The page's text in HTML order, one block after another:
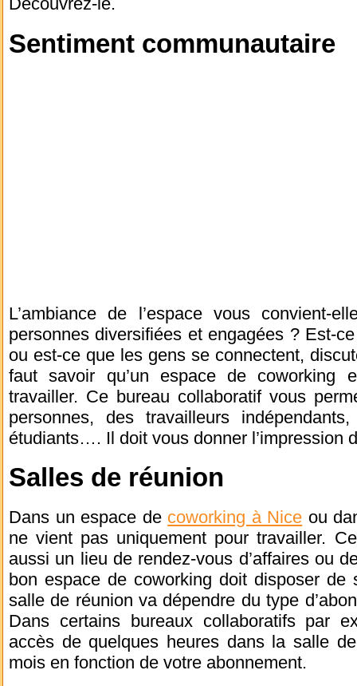
Sentiment communautaire
L’ambiance de l’espace vous convient-
personnes diversifiées et engagées ? Est-
ou est-ce que les gens se connectent,
faut savoir qu’un espace de coworking
travailler. Ce bureau collaboratif vous
personnes, des travailleurs
étudiants…. Il doit vous donner l’impression
Salles de réunion
Dans un espace de coworking à Nice ou
ne vient pas uniquement pour travailler.
aussi un lieu de rendez-vous d’affaires ou
bon espace de coworking doit disposer de
salle de réunion va dépendre du type
Dans certains bureaux collaboratifs par
accès de quelques heures dans la salle
mois en fonction de votre abonnement.